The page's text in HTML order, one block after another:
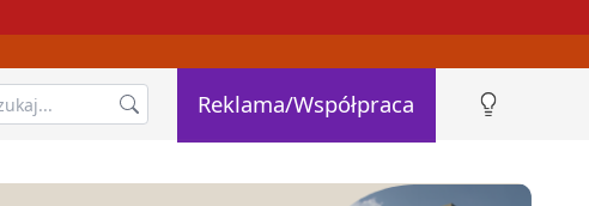
Reklama/Współpraca